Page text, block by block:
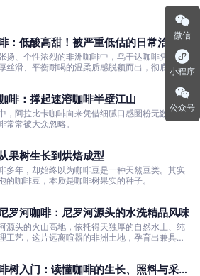
：低酸高甜！被严重低估的日常治愈口
扬、个性浓烈的非洲咖啡中，乌干达咖啡凭借低
丝滑、平衡耐喝的温柔质感脱颖而出，彻底打破
啡：撑起速溶咖啡半壁江山
，阿拉比卡咖啡向来凭借细腻口感圈粉无数，而
常常被大众忽略。
果树生长到烘焙成型
多年，却始终以为咖啡豆是一种天然豆类。其实
的咖啡豆，本质是咖啡树果实的种子。
罗河咖啡：尼罗河源头的水洗精品风味
源头的火山高地，依托得天独厚的自然水土、纯
工艺，这片远离喧嚣的非洲土地，孕育出兼具干
树入门：读懂咖啡的生长、照料与采收
微信
小程序
公众号